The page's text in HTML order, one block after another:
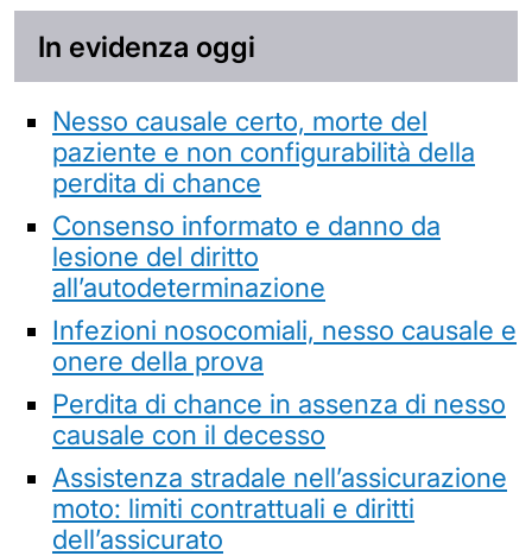
In evidenza oggi
Nesso causale certo, morte del
paziente e non configurabilità della
perdita di chance
Consenso informato e danno da
lesione del diritto
all’autodeterminazione
Infezioni nosocomiali, nesso causale e
onere della prova
Perdita di chance in assenza di nesso
causale con il decesso
Assistenza stradale nell’assicurazione
moto: limiti contrattuali e diritti
dell’assicurato